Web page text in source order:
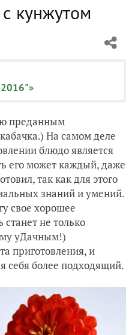
кунжутом
2016"»
преданным
На самом деле
блюдо является
его может каждый, даже
так как для этого
знаний и умений.
свое хорошее
не только
уДачным!)
приготовления, и
себя более подходящий.